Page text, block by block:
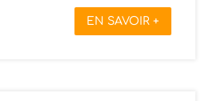
EN SAVOIR +